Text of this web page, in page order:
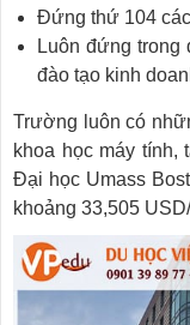
Đứng thứ 104
Luôn đứng
đào tạo kinh
Trường luôn có
khoa học máy
Đại học Umass
khoảng 33,505